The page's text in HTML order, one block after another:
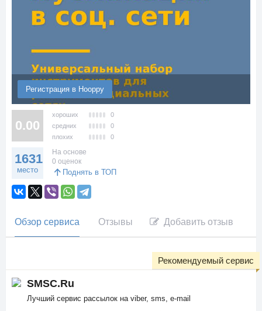
Регистрация в Hooppy
0.00
хороших
0
средних
0
плохих
0
1631
место
На основе
0 оценок
Поднять в ТОП
Обзор сервиса Отзывы Добавить отзыв
SMSC.Ru
Лучший сервис рассылок на viber, sms, e-mail
Рекомендуемый сервис